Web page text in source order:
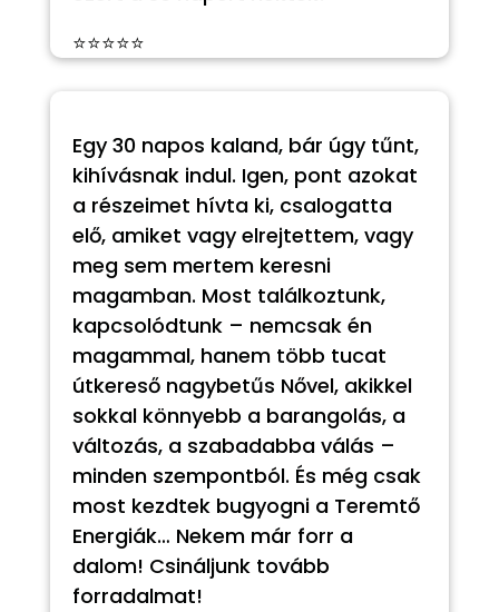
⭐⭐⭐⭐⭐
Egy 30 napos kaland, bár úgy tűnt,
kihívásnak indul. Igen, pont azokat
a részeimet hívta ki, csalogatta
elő, amiket vagy elrejtettem, vagy
meg sem mertem keresni
magamban. Most találkoztunk,
kapcsolódtunk – nemcsak én
magammal, hanem több tucat
útkereső nagybetűs Nővel, akikkel
sokkal könnyebb a barangolás, a
változás, a szabadabba válás –
minden szempontból. És még csak
most kezdtek bugyogni a Teremtő
Energiák… Nekem már forr a
dalom! Csináljunk tovább
forradalmat!